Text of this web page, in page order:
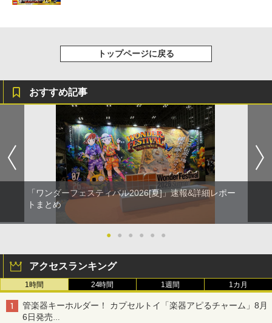
トップページに戻る
おすすめ記事
「ワンダーフェスティバル2026[夏]」速報&詳細レポー
トまとめ
● ● ● ● ● ●
アクセスランキング
1時間 24時間 1週間 1カ月
管楽器キーホルダー！ カプセルトイ「楽器アピるチャーム」8月
6日発売